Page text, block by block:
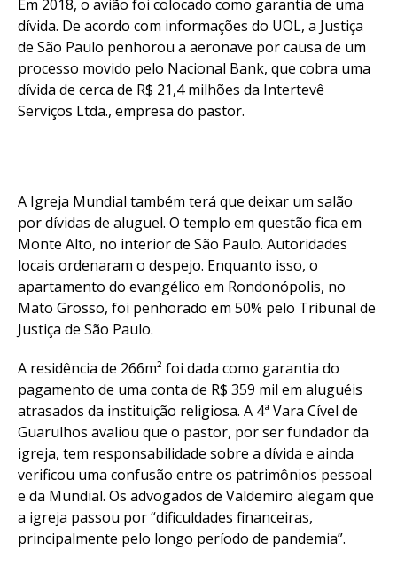
Em 2018, o avião foi colocado como garantia de uma
dívida. De acordo com informações do UOL, a Justiça
de São Paulo penhorou a aeronave por causa de um
processo movido pelo Nacional Bank, que cobra uma
dívida de cerca de R$ 21,4 milhões da Intertevê
Serviços Ltda., empresa do pastor.
A Igreja Mundial também terá que deixar um salão
por dívidas de aluguel. O templo em questão fica em
Monte Alto, no interior de São Paulo. Autoridades
locais ordenaram o despejo. Enquanto isso, o
apartamento do evangélico em Rondonópolis, no
Mato Grosso, foi penhorado em 50% pelo Tribunal de
Justiça de São Paulo.
A residência de 266m² foi dada como garantia do
pagamento de uma conta de R$ 359 mil em aluguéis
atrasados da instituição religiosa. A 4ª Vara Cível de
Guarulhos avaliou que o pastor, por ser fundador da
igreja, tem responsabilidade sobre a dívida e ainda
verificou uma confusão entre os patrimônios pessoal
e da Mundial. Os advogados de Valdemiro alegam que
a igreja passou por “dificuldades financeiras,
principalmente pelo longo período de pandemia”.
Pinterest
Email